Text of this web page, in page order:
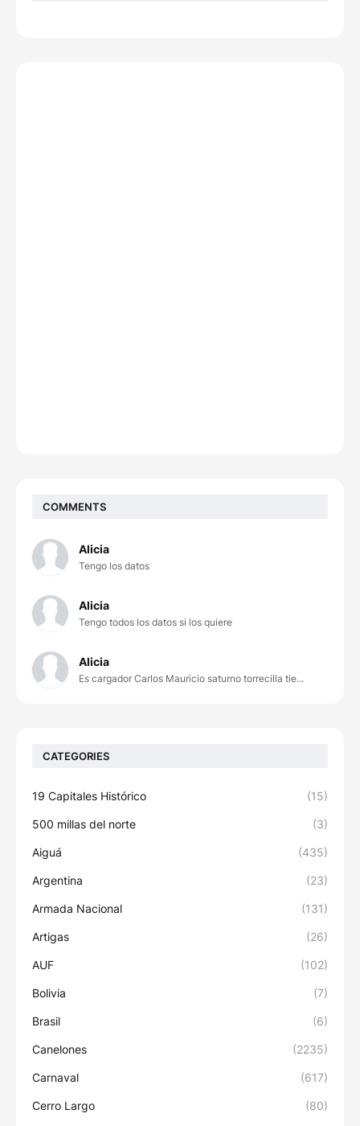
COMMENTS
Alicia
Tengo los datos
Alicia
Tengo todos los datos si los quiere
Alicia
Es cargador Carlos Mauricio saturno torrecilla tie...
CATEGORIES
19 Capitales Histórico (15)
500 millas del norte (3)
Aiguá (435)
Argentina (23)
Armada Nacional (131)
Artigas (26)
AUF (102)
Bolivia (7)
Brasil (6)
Canelones (2235)
Carnaval (617)
Cerro Largo (80)